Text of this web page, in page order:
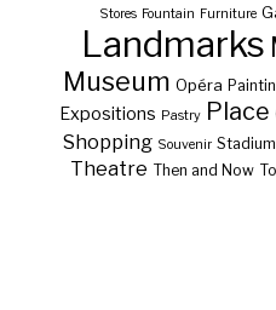
Stores Fountain Furniture
Landmarks
Museum Opéra
Expositions Pastry Place
Shopping Souvenir Stadium
Theatre Then and Now